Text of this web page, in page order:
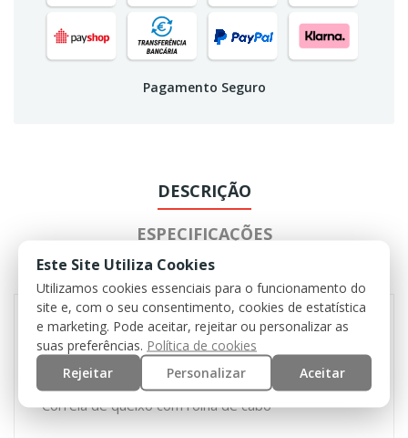
Pagamento Seguro
DESCRIÇÃO
ESPECIFICAÇÕES
AVALIAÇÃO
Faixa de chapéu larga com molle
4 buracos de ventilação laterais blindados
Correia de queixo com rolha de cabo
Este Site Utiliza Cookies
Utilizamos cookies essenciais para o funcionamento do
site e, com o seu consentimento, cookies de estatística
e marketing. Pode aceitar, rejeitar ou personalizar as
suas preferências. Política de cookies
Rejeitar
Personalizar Aceitar